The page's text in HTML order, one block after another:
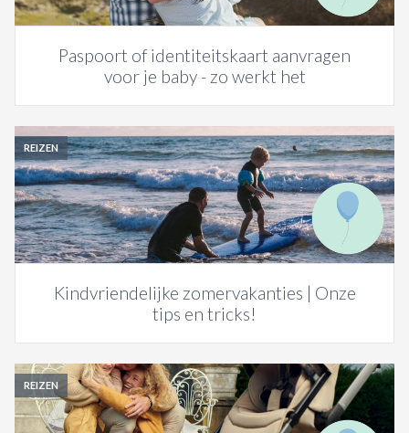
Paspoort of identiteitskaart aanvragen
voor je baby - zo werkt het
REIZEN
Kindvriendelijke zomervakanties | Onze
tips en tricks!
REIZEN